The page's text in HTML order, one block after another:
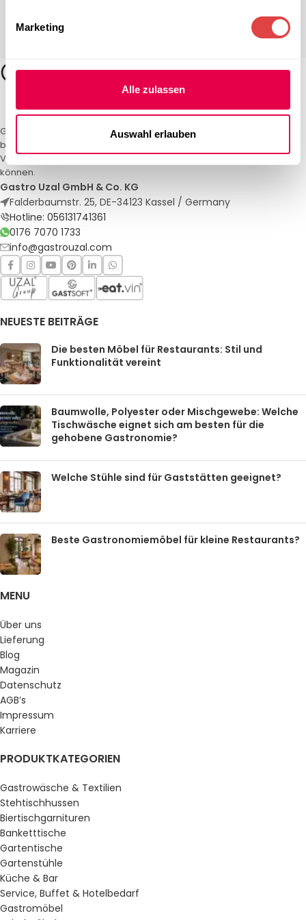
Marketing
Alle zulassen
Auswahl erlauben
Gastro Uzal – Ihr Spezialist für Gastronomiemöbel und -textilien. Wir
bieten maßgeschneiderte Lösungen für Restaurants, Hotels und
Veranstaltungen. Qualität und Service, auf die Sie sich verlassen
können.
Gastro Uzal GmbH & Co. KG
Falderbaumstr. 25, DE-34123 Kassel / Germany
Hotline: 056131741361
0176 7070 1733
info@gastrouzal.com
NEUESTE BEITRÄGE
Die besten Möbel für Restaurants: Stil und
Funktionalität vereint
Baumwolle, Polyester oder Mischgewebe: Welche
Tischwäsche eignet sich am besten für die
gehobene Gastronomie?
Welche Stühle sind für Gaststätten geeignet?
Beste Gastronomiemöbel für kleine Restaurants?
MENU
Über uns
Lieferung
Blog
Magazin
Datenschutz
AGB’s
Impressum
Karriere
PRODUKTKATEGORIEN
Gastrowäsche & Textilien
Stehtischhussen
Biertischgarnituren
Banketttische
Gartentische
Gartenstühle
Küche & Bar
Service, Buffet & Hotelbedarf
Gastromöbel